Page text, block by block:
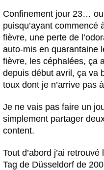
Confinement jour 23…
puisqu’ayant commencé
fièvre, une perte de
auto-mis en quarantaine
fièvre, les céphalées, ça
depuis début avril, ça va
toux dont je n’arrive pas
Je ne vais pas faire un
simplement partager
content.
Tout d’abord j’ai
Tag de Düsseldorf de